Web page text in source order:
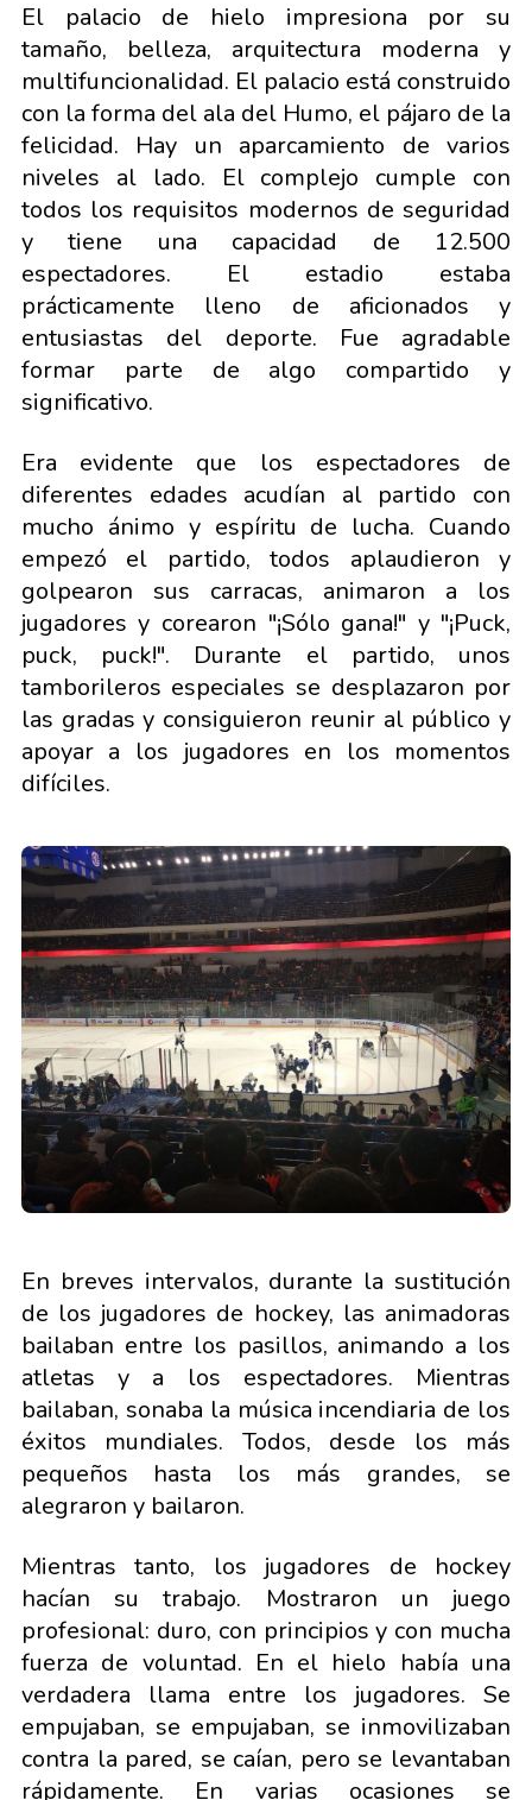
El palacio de hielo impresiona por su
tamaño, belleza, arquitectura moderna y
multifuncionalidad. El palacio está construido
con la forma del ala del Humo, el pájaro de la
felicidad. Hay un aparcamiento de varios
niveles al lado. El complejo cumple con
todos los requisitos modernos de seguridad
y tiene una capacidad de 12.500
espectadores. El estadio estaba
prácticamente lleno de aficionados y
entusiastas del deporte. Fue agradable
formar parte de algo compartido y
significativo.
Era evidente que los espectadores de
diferentes edades acudían al partido con
mucho ánimo y espíritu de lucha. Cuando
empezó el partido, todos aplaudieron y
golpearon sus carracas, animaron a los
jugadores y corearon "¡Sólo gana!" y "¡Puck,
puck, puck!". Durante el partido, unos
tamborileros especiales se desplazaron por
las gradas y consiguieron reunir al público y
apoyar a los jugadores en los momentos
difíciles.
En breves intervalos, durante la sustitución
de los jugadores de hockey, las animadoras
bailaban entre los pasillos, animando a los
atletas y a los espectadores. Mientras
bailaban, sonaba la música incendiaria de los
éxitos mundiales. Todos, desde los más
pequeños hasta los más grandes, se
alegraron y bailaron.
Mientras tanto, los jugadores de hockey
hacían su trabajo. Mostraron un juego
profesional: duro, con principios y con mucha
fuerza de voluntad. En el hielo había una
verdadera llama entre los jugadores. Se
empujaban, se empujaban, se inmovilizaban
contra la pared, se caían, pero se levantaban
rápidamente. En varias ocasiones se